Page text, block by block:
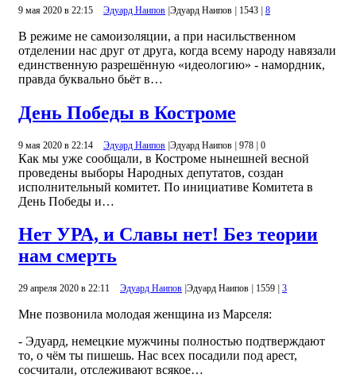
9 мая 2020 в 22:15 Эдуард Наипов |Эдуард Наипов | 1543 | 8
В режиме не самоизоляции, а при насильственном
отделении нас друг от друга, когда всему народу навязали
единственную разрешённую «идеологию» - намордник,
правда буквально бьёт в…
День Победы в Костроме
9 мая 2020 в 22:14 Эдуард Наипов |Эдуард Наипов | 978 | 0
Как мы уже сообщали, в Костроме нынешней весной
проведены выборы Народных депутатов, создан
исполнительный комитет. По инициативе Комитета в
День Победы и…
Нет УРА, и Славы нет! Без теории
нам смерть
29 апреля 2020 в 22:11 Эдуард Наипов Эдуард Наипов 1559 3
Мне позвонила молодая женщина из Марселя:
- Эдуард, немецкие мужчины полностью подтверждают
то, о чём ты пишешь. Нас всех посадили под арест,
сосчитали, отслеживают всякое…